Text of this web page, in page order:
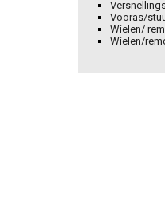
Vooras/
Wielen/
Wielen/